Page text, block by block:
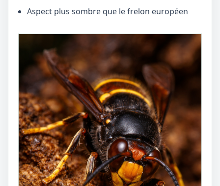
Aspect plus sombre que le frelon européen